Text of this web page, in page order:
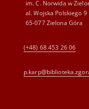
im. C. Norwida w
al. Wojska Polskiego 9
65-077 Zielona Góra
(+48) 68 453 26 06